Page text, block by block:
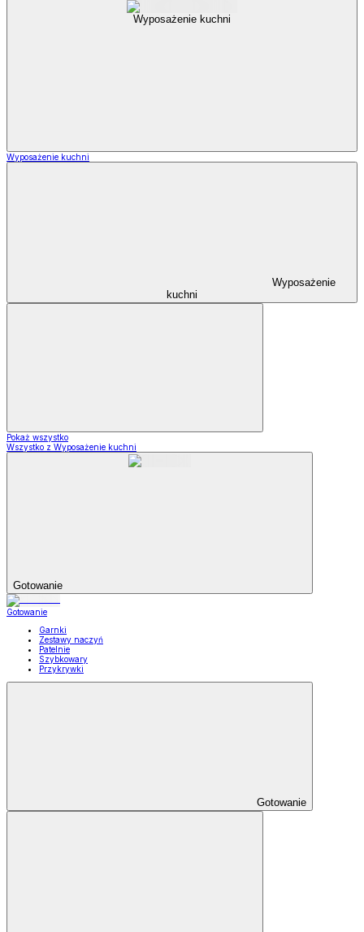
Wyposażenie kuchni
Wyposażenie kuchni
Wyposażenie
kuchni
Pokaż wszystko
Wszystko z Wyposażenie kuchni
Gotowanie
Gotowanie
Garnki
Zestawy naczyń
Patelnie
Szybkowary
Przykrywki
Gotowanie